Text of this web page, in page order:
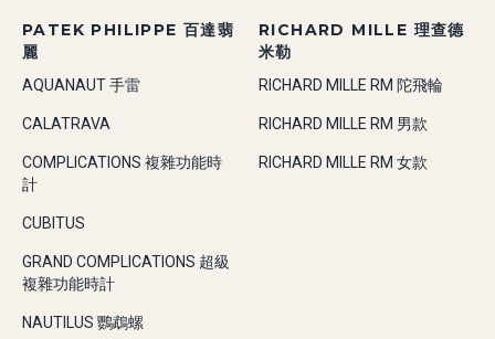
PATEK PHILIPPE 百達翡
麗
AQUANAUT 手雷
CALATRAVA
COMPLICATIONS 複雜功能時
計
CUBITUS
GRAND COMPLICATIONS 超級
複雜功能時計
NAUTILUS 鸚鵡螺
RICHARD MILLE 理查德
米勒
RICHARD MILLE RM 陀飛輪
RICHARD MILLE RM 男款
RICHARD MILLE RM 女款